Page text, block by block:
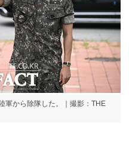
軍から除隊した。｜撮影：THE